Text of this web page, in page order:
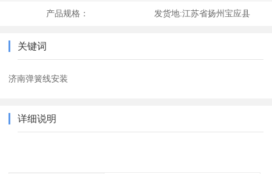
产品规格： 发货地:江苏省扬州宝应县
关键词
济南弹簧线安装
详细说明